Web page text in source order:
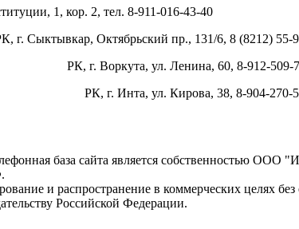
1, кор. 2, тел. 8-911-016-43-40
г. Сыктывкар, Октябрьский пр., 131/6, 8 (8212) 55-
РК, г. Воркута, ул. Ленина, 60, 8-912-509-
РК, г. Инта, ул. Кирова, 38, 8-904-270-
база сайта является собственностью ООО
и распространение в коммерческих целях
Российской Федерации.